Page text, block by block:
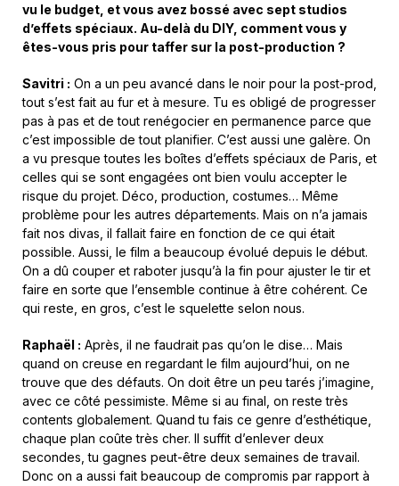
vu le budget, et vous avez bossé avec sept studios
d’effets spéciaux. Au-delà du DIY, comment vous y
êtes-vous pris pour taffer sur la post-production ?
Savitri : On a un peu avancé dans le noir pour la post-prod,
tout s’est fait au fur et à mesure. Tu es obligé de progresser
pas à pas et de tout renégocier en permanence parce que
c’est impossible de tout planifier. C’est aussi une galère. On
a vu presque toutes les boîtes d’effets spéciaux de Paris, et
celles qui se sont engagées ont bien voulu accepter le
risque du projet. Déco, production, costumes… Même
problème pour les autres départements. Mais on n’a jamais
fait nos divas, il fallait faire en fonction de ce qui était
possible. Aussi, le film a beaucoup évolué depuis le début.
On a dû couper et raboter jusqu’à la fin pour ajuster le tir et
faire en sorte que l’ensemble continue à être cohérent. Ce
qui reste, en gros, c’est le squelette selon nous.
Raphaël : Après, il ne faudrait pas qu’on le dise… Mais
quand on creuse en regardant le film aujourd’hui, on ne
trouve que des défauts. On doit être un peu tarés j’imagine,
avec ce côté pessimiste. Même si au final, on reste très
contents globalement. Quand tu fais ce genre d’esthétique,
chaque plan coûte très cher. Il suffit d’enlever deux
secondes, tu gagnes peut-être deux semaines de travail.
Donc on a aussi fait beaucoup de compromis par rapport à